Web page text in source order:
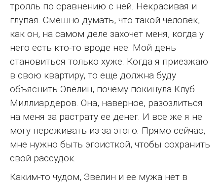
тролль по сравнению с ней. Некрасивая и
глупая. Смешно думать, что такой человек,
как он, на самом деле захочет меня, когда у
него есть кто-то вроде нее. Мой день
становиться только хуже. Когда я приезжаю
в свою квартиру, то еще должна буду
объяснить Эвелин, почему покинула Клуб
Миллиардеров. Она, наверное, разозлиться
на меня за растрату ее денег. И все же я не
могу переживать из-за этого. Прямо сейчас,
мне нужно быть эгоисткой, чтобы сохранить
свой рассудок.
Каким-то чудом, Эвелин и ее мужа нет в